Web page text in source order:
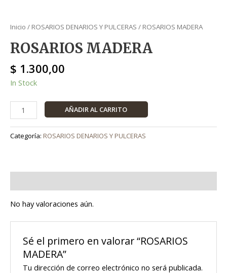
Inicio / ROSARIOS DENARIOS Y PULCERAS / ROSARIOS MADERA
ROSARIOS MADERA
$ 1.300,00
In Stock
AÑADIR AL CARRITO
Categoría: ROSARIOS DENARIOS Y PULCERAS
No hay valoraciones aún.
Sé el primero en valorar “ROSARIOS
MADERA”
Tu dirección de correo electrónico no será publicada.